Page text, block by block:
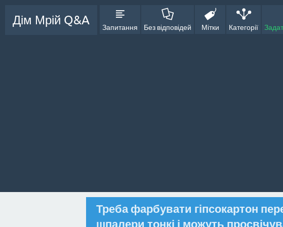
Дім Мрій Q&A
Запитання Без відповідей Мітки Категорії
Треба фарбувати гіпсокартон
шпалери тонкі і можуть